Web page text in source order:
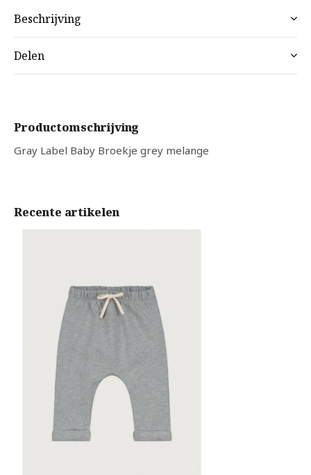
Beschrijving
Delen
Productomschrijving
Gray Label Baby Broekje grey melange
Recente artikelen